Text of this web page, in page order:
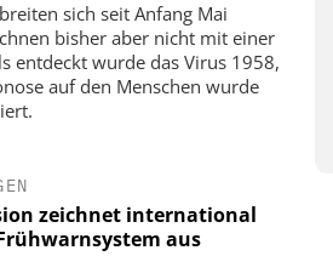
sich seit Anfang Mai
bisher aber nicht mit einer
entdeckt wurde das Virus 1958,
auf den Menschen wurde
zeichnet international
aus